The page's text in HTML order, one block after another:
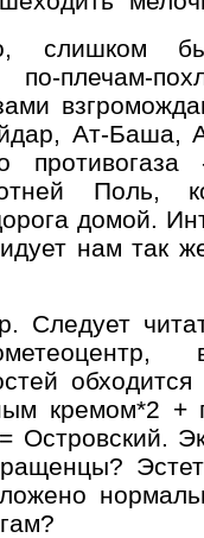
слишком
по-плечам-
Ат-Баша,
Поль,
домой.
нам так
Следует
кремом*2 +
Островский.